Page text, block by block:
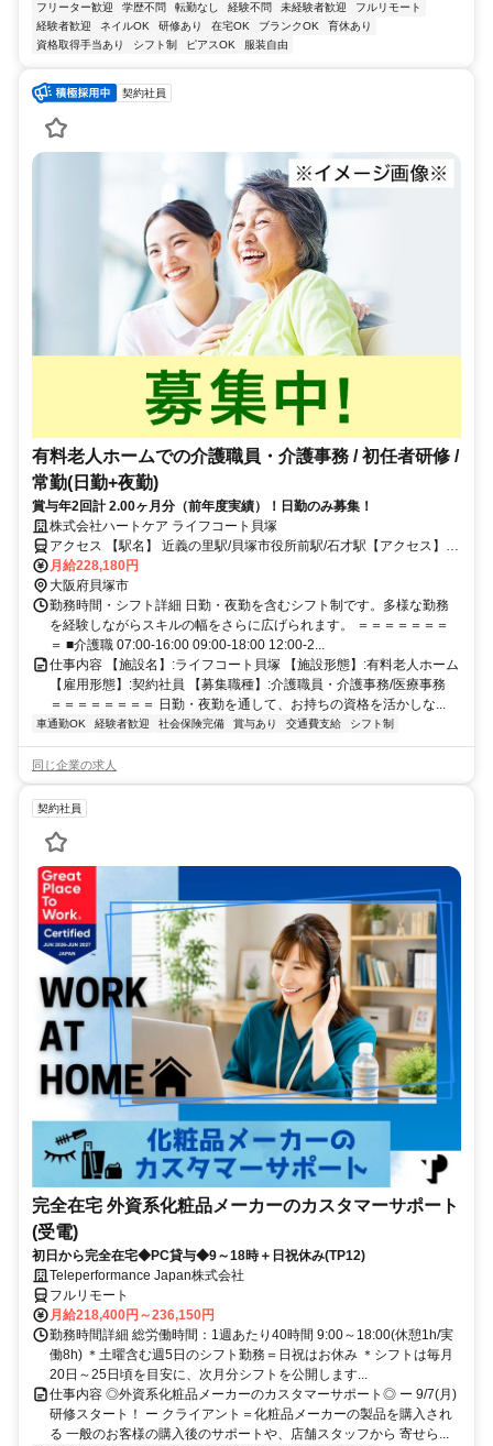
フリーター歓迎 学歴不問 転勤なし 経験不問 未経験者歓迎
フルリモート
経験者歓迎
ネイルOK 研修あり 在宅OK ブランクOK
育休あり
資格取得手当あり
シフト制 ピアスOK 服装自由
契約社員
有料老人ホームでの介護職員・介護事務 / 初任者研修 /
常勤(日勤+夜勤)
賞与年2回計 2.00ヶ月分（前年度実績）！日勤のみ募集！
株式会社ハートケア ライフコート貝塚
アクセス 【駅名】 近義の里駅/貝塚市役所前駅/石才駅【アクセス】
近義の里駅から徒歩5分
月給228,180円
大阪府貝塚市
勤務時間・シフト詳細 日勤・夜勤を含むシフト制です。多様な勤務
を経験しながらスキルの幅をさらに広げられます。 ＝＝＝＝＝＝＝
＝ ■介護職 07:00-16:00 09:00-18:00 12:00-2...
仕事内容 【施設名】:ライフコート貝塚 【施設形態】:有料老人ホーム
【雇用形態】:契約社員 【募集職種】:介護職員・介護事務/医療事務
＝＝＝＝＝＝＝＝ 日勤・夜勤を通して、お持ちの資格を活かしな...
車通勤OK 経験者歓迎 社会保険完備 賞与あり 交通費支給 シフト制
同じ企業の求人
契約社員
完全在宅 外資系化粧品メーカーのカスタマーサポート
(受電)
初日から完全在宅◆PC貸与◆9～18時＋日祝休み(TP12)
Teleperformance Japan株式会社
フルリモート
月給218,400円～236,150円
勤務時間詳細 総労働時間：1週あたり40時間 9:00～18:00(休憩1h/実
働8h) ＊土曜含む週5日のシフト勤務＝日祝はお休み ＊シフトは毎月
20日～25日頃を目安に、次月分シフトを公開します...
仕事内容 ◎外資系化粧品メーカーのカスタマーサポート◎ ー 9/7(月)
研修スタート！ ー クライアント＝化粧品メーカーの製品を購入され
る 一般のお客様の購入後のサポートや、店舗スタッフから 寄せら...